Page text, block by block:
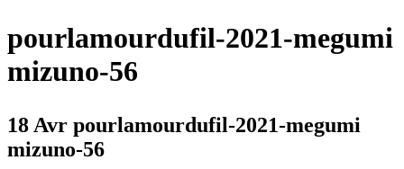
pourlamourdufil-2021-megumi
mizuno-56
18 Avr pourlamourdufil-2021-megumi
mizuno-56